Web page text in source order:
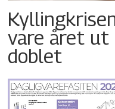
vare året ut
doblet